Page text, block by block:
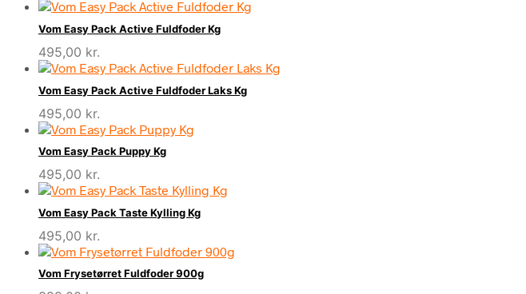
Vom Easy Pack Active Fuldfoder Kg
495,00 kr.
Vom Easy Pack Active Fuldfoder Laks Kg
495,00 kr.
Vom Easy Pack Puppy Kg
495,00 kr.
Vom Easy Pack Taste Kylling Kg
495,00 kr.
Vom Frysetørret Fuldfoder 900g